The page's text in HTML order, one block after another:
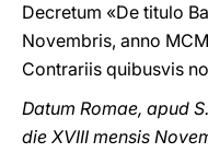
Decretum «De titulo
Novembris, anno
Contrariis quibusvis
Datum Romae, apud
die XVIII mensis